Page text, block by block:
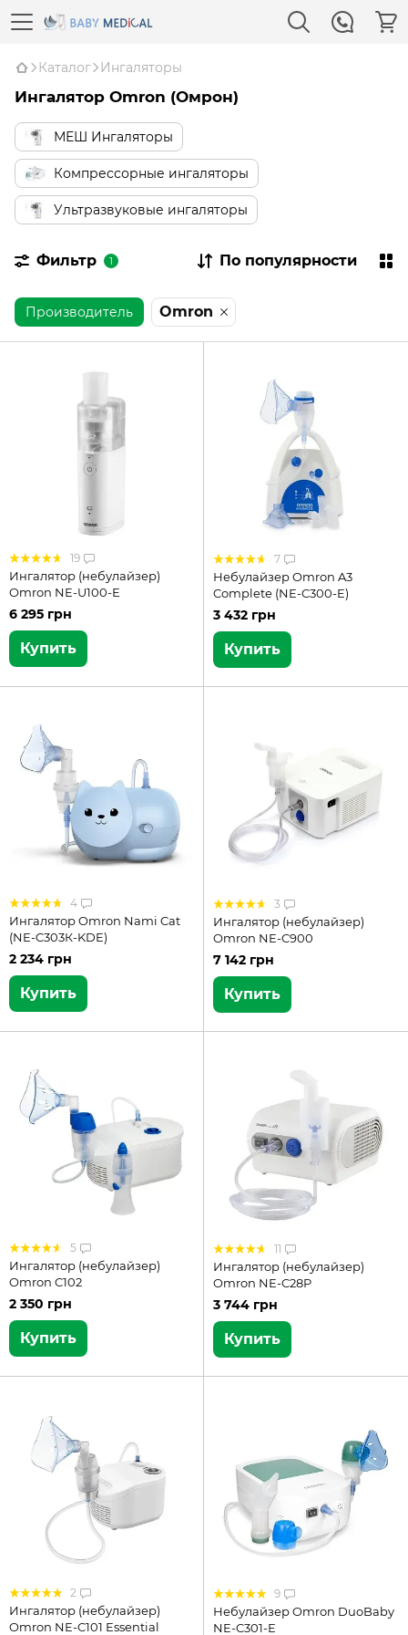
Каталог Ингаляторы
Ингалятор Omron (Омрон)
МЕШ Ингаляторы
Компрессорные ингаляторы
Ультразвуковые ингаляторы
Фильтр 1 По популярности
Производитель Omron
19
Ингалятор (небулайзер)
Omron NE-U100-Е
6 295 грн
Купить
7
Небулайзер Omron A3
Complete (NE-C300-E)
3 432 грн
Купить
4
Ингалятор Omron Nami Cat
(NE-C303К-KDE)
2 234 грн
Купить
3
Ингалятор (небулайзер)
Omron NE-C900
7 142 грн
Купить
5
Ингалятор (небулайзер)
Omron C102
2 350 грн
Купить
11
Ингалятор (небулайзер)
Omron NE-C28P
3 744 грн
Купить
2
Ингалятор (небулайзер)
Omron NE-C101 Essential
9
Небулайзер Omron DuoBaby
NE-C301-E